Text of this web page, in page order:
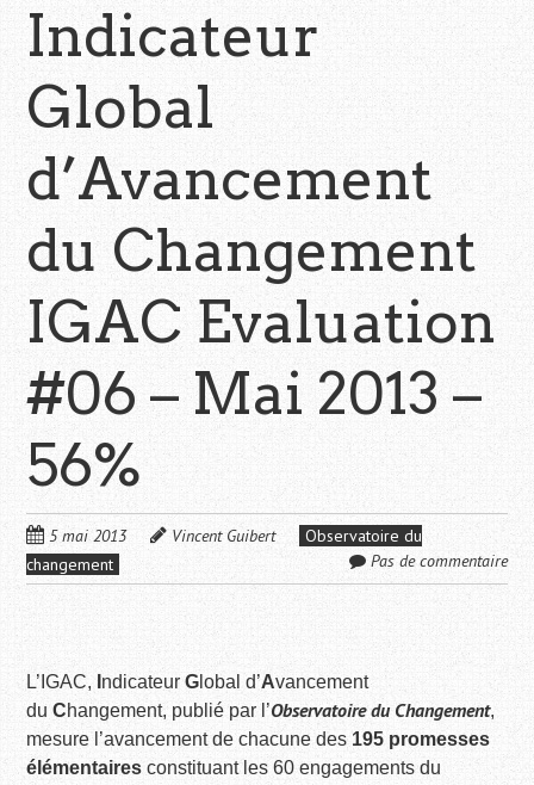
Indicateur
Global
d’Avancement
du Changement
IGAC Evaluation
#06 – Mai 2013 –
56%
5 mai 2013 Vincent Guibert
Observatoire du
changement
Pas de commentaire
L’IGAC, ndicateurG lobal d’Avancement
duChangement, publié par l’Observatoire du Changement,
mesure l’avancement de chacune des 195 promesses
élémentaires constituant les 60 engagements du